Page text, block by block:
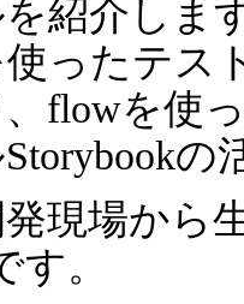
紹介しま
使ったテ
flowを使
現場から
。